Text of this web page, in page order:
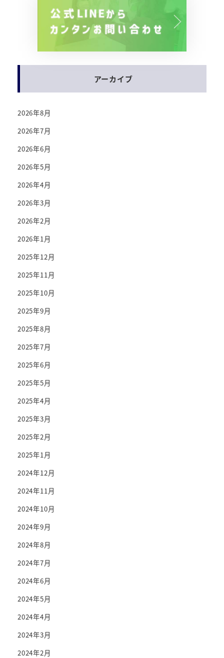
アーカイブ
2026年8月
2026年7月
2026年6月
2026年5月
2026年4月
2026年3月
2026年2月
2026年1月
2025年12月
2025年11月
2025年10月
2025年9月
2025年8月
2025年7月
2025年6月
2025年5月
2025年4月
2025年3月
2025年2月
2025年1月
2024年12月
2024年11月
2024年10月
2024年9月
2024年8月
2024年7月
2024年6月
2024年5月
2024年4月
2024年3月
2024年2月